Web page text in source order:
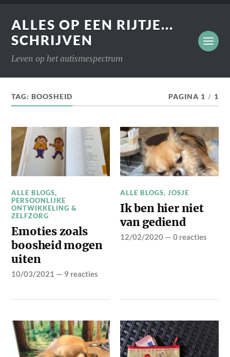
ALLES OP EEN RIJTJE...
SCHRIJVEN
Leven op het autismespectrum
TAG:BOOSHEID PAGINA 1 / 1
ALLE BLOGS,
PERSOONLIJKE
ONTWIKKELING &
ZELFZORG
Emoties zoals
boosheid mogen
uiten
10/03/2021 — 9 reacties
ALLE BLOGS,JOSJE
Ik ben hier niet
van gediend
12/02/2020 —0 reacties